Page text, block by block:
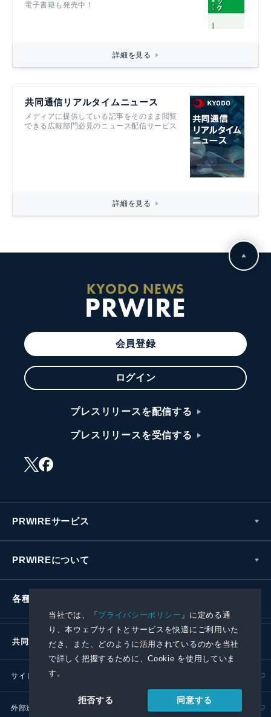
当社では、「プライバシーポリシー 」に定める通
り、本ウェブサイトとサービスを快適にご利用いた
だき、また、どのように活用されているのかを当社
で詳しく把握するために、Cookie を使用していま
す。
拒否する 同意する
電子書籍も発売中！
詳細を見る
共同通信リアルタイムニュース
メディアに提供している記事をそのまま閲覧
できる広報部門必見のニュース配信サービス
詳細を見る
KYODO NEWS
PRWIRE
会員登録
ログイン
プレスリリースを配信する
プレスリリースを受信する
PRWIREサービス
PRWIREについて
各種お問い合わせ
共同通信社グループ
サイトポリシー
外部送信ポリシー